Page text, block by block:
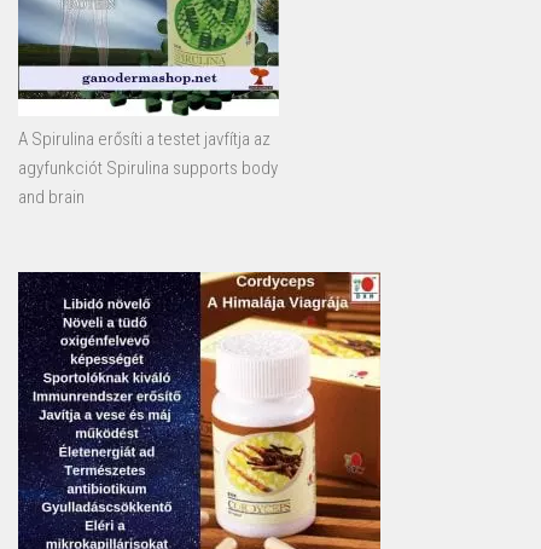
A Spirulina erősíti a testet javfítja az
agyfunkciót Spirulina supports body
and brain